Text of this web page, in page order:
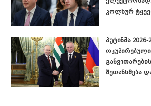
კოლხურ
პუტინმა
შეთანხმება